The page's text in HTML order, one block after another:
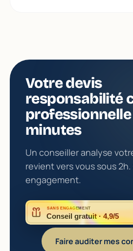
Votre devis
responsabilité
professionnelle
minutes
Un conseiller analyse
revient vers vous sous
engagement.
SANS ENGAGEMENT
Conseil gratuit · 4,9/5
Faire auditer mes